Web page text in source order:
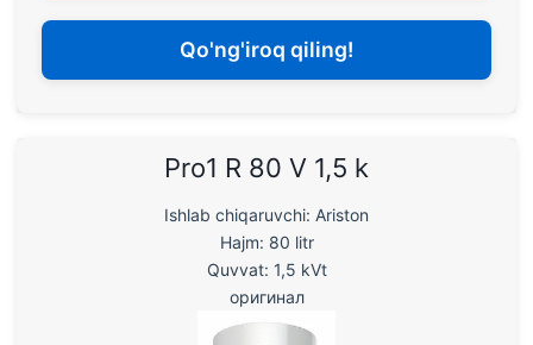
Qo'ng'iroq qiling!
Pro1 R 80 V 1,5 k
Ishlab chiqaruvchi: Ariston
Hajm: 80 litr
Quvvat: 1,5 kVt
оригинал